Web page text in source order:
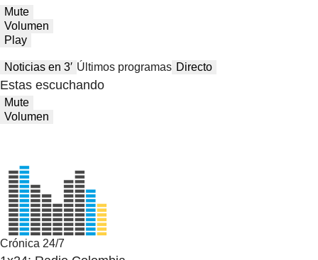
Mute
Volumen
Play
Noticias en 3′ Últimos programas Directo
Estas escuchando
Mute
Volumen
Crónica 24/7